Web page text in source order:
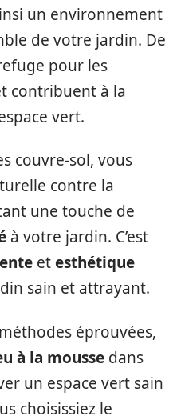
un environnement
de votre jardin. De
pour les
contribuent à la
vert.
couvre-sol, vous
contre la
une touche de
à votre jardin. C’est
etesthétique
sain et attrayant.
éprouvées,
à la mousse dans
un espace vert sain
choisissiez le